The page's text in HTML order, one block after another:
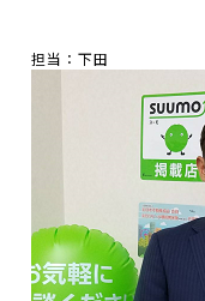
担当：下田